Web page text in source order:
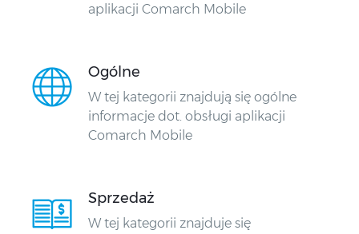
aplikacji Comarch Mobile
Ogólne
W tej kategorii znajdują się ogólne
informacje dot. obsługi aplikacji
Comarch Mobile
Sprzedaż
W tej kategorii znajduje się